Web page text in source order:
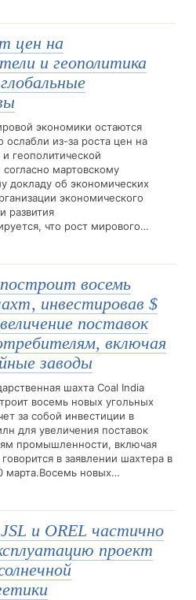
цен на
и геополитика
экономики остаются
ослабли из-за роста цен на
геополитической
мартовскому
докладу об экономических
экономического
развития
что рост мирового…
восемь
инвестировав $
поставок
включая
заводы
шахта Coal India
восемь новых угольных
за собой инвестиции в
для увеличения поставок
промышленности, включая
в заявлении шахтера в
марта.Восемь новых…
и OREL частично
проект